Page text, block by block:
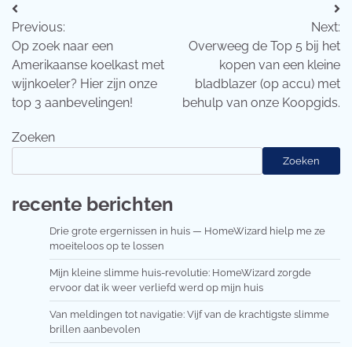
Bericht
navigatie
Previous:
Op zoek naar een
Amerikaanse koelkast met
wijnkoeler? Hier zijn onze
top 3 aanbevelingen!
Next:
Overweeg de Top 5 bij het
kopen van een kleine
bladblazer (op accu) met
behulp van onze Koopgids.
Zoeken
Zoeken
recente berichten
Drie grote ergernissen in huis — HomeWizard hielp me ze
moeiteloos op te lossen
Mijn kleine slimme huis-revolutie: HomeWizard zorgde
ervoor dat ik weer verliefd werd op mijn huis
Van meldingen tot navigatie: Vijf van de krachtigste slimme
brillen aanbevolen